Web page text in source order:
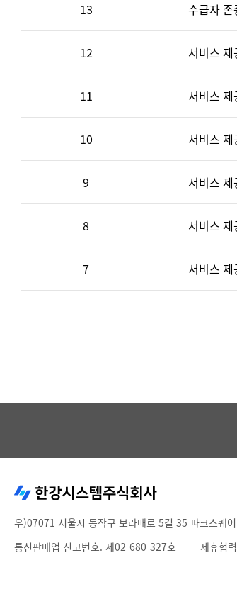
13 수급자 존
12 서비스 제
11 서비스 제
10 서비스 제
9 서비스 제
8 서비스 제
7 서비스 제
우)07071 서울시 동작구 보라매로 5길 35 파크스퀘
통신판매업 신고번호. 제02-680-327호
제휴협